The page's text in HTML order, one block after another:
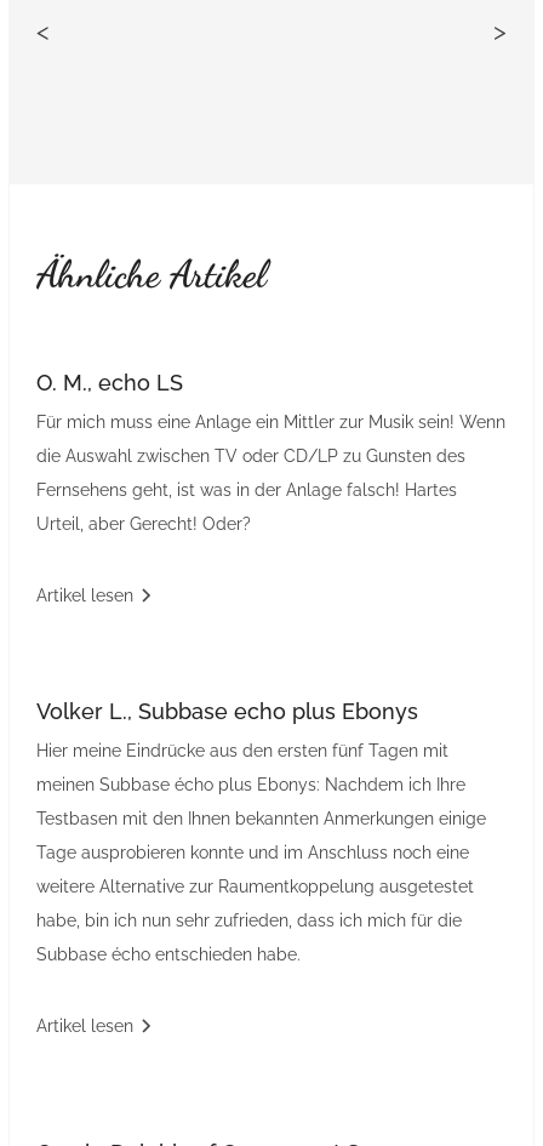
< >
Ähnliche Artikel
O. M., echo LS
Für mich muss eine Anlage ein Mittler zur Musik sein! Wenn
die Auswahl zwischen TV oder CD/LP zu Gunsten des
Fernsehens geht, ist was in der Anlage falsch! Hartes
Urteil, aber Gerecht! Oder?
Artikel lesen
Volker L., Subbase echo plus Ebonys
Hier meine Eindrücke aus den ersten fünf Tagen mit
meinen Subbase écho plus Ebonys: Nachdem ich Ihre
Testbasen mit den Ihnen bekannten Anmerkungen einige
Tage ausprobieren konnte und im Anschluss noch eine
weitere Alternative zur Raumentkoppelung ausgetestet
habe, bin ich nun sehr zufrieden, dass ich mich für die
Subbase écho entschieden habe.
Artikel lesen